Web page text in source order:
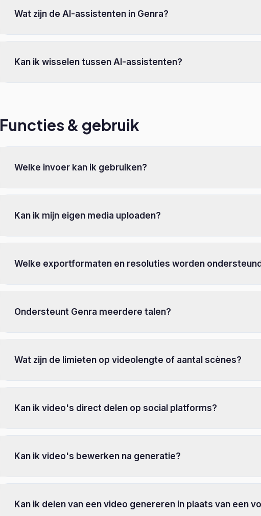
Wat zijn de AI-assistenten in Genra?
Kan ik wisselen tussen AI-assistenten?
Functies & gebruik
Welke invoer kan ik gebruiken?
Kan ik mijn eigen media uploaden?
Welke exportformaten en resoluties worden
Ondersteunt Genra meerdere talen?
Wat zijn de limieten op videolengte of aantal scènes?
Kan ik video's direct delen op social platforms?
Kan ik video's bewerken na generatie?
Kan ik delen van een video genereren in plaats van een